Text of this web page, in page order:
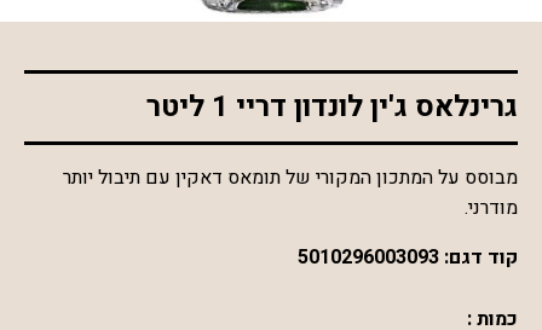
גרינלאס ג'ין לונדון דריי 1 ליטר
מבוסס על המתכון המקורי של תומאס דאקין עם תיבול יותר
מודרני.
קוד דגם: 5010296003093
כמות :